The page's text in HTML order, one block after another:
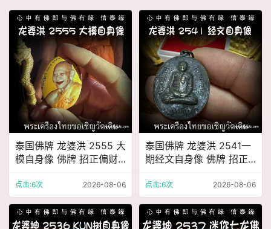
泰国佛牌 龙婆洪 2555 大
模自身像 佛牌 招正偏财
人脉 贵人相助
点击:6次 2026-08-06
泰国佛牌 龙婆洪 2541一
期经文自身像 佛牌 招正
人缘 人脉 贵人相助
点击:6次 2026-08-06